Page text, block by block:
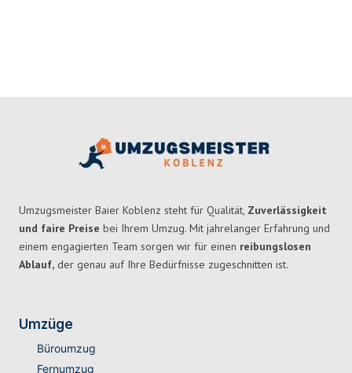
Umzugsmeister Baier Koblenz steht für Qualität, Zuverlässigkeit
und faire Preise bei Ihrem Umzug. Mit jahrelanger Erfahrung und
einem engagierten Team sorgen wir für einen reibungslosen
Ablauf, der genau auf Ihre Bedürfnisse zugeschnitten ist.
Umzüge
Büroumzug
Fernumzug